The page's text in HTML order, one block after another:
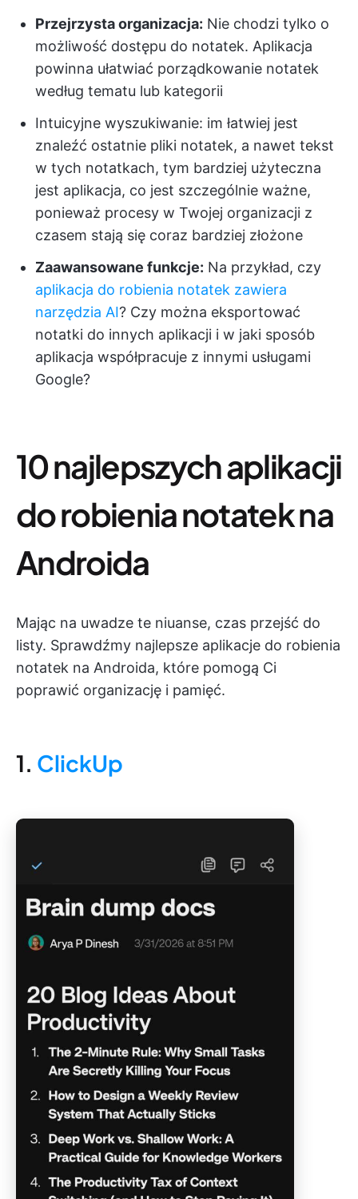
Przejrzysta organizacja: Nie chodzi tylko o
możliwość dostępu do notatek. Aplikacja
powinna ułatwiać porządkowanie notatek
według tematu lub kategorii
Intuicyjne wyszukiwanie: im łatwiej jest
znaleźć ostatnie pliki notatek, a nawet tekst
w tych notatkach, tym bardziej użyteczna
jest aplikacja, co jest szczególnie ważne,
ponieważ procesy w Twojej organizacji z
czasem stają się coraz bardziej złożone
Zaawansowane funkcje: Na przykład, czy
aplikacja do robienia notatek zawiera
narzędzia AI? Czy można eksportować
notatki do innych aplikacji i w jaki sposób
aplikacja współpracuje z innymi usługami
Google?
10 najlepszych aplikacji
do robienia notatek na
Androida
Mając na uwadze te niuanse, czas przejść do
listy. Sprawdźmy najlepsze aplikacje do robienia
notatek na Androida, które pomogą Ci
poprawić organizację i pamięć.
1. ClickUp